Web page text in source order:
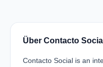
Über Contacto Social
Contacto Social is an